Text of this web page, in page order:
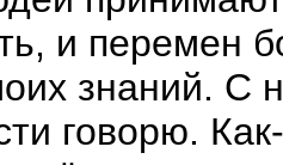
и перемен
знаний. С
говорю.